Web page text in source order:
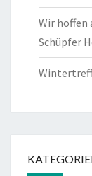
Wir hoffen
Schüpfer